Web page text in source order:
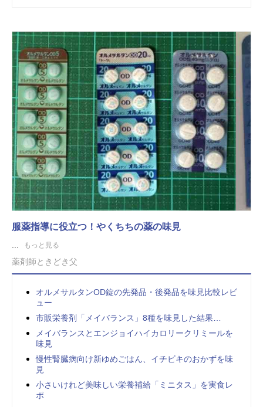
服薬指導に役立つ！やくちちの薬の味見
もっと見る
薬剤師ときどき父
オルメサルタンOD錠の先発品・後発品を味見比較レビ
ュー
市販栄養剤「メイバランス」8種を味見した結果…
メイバランスとエンジョイハイカロリークリミールを
味見
慢性腎臓病向け新ゆめごはん、イチビキのおかずを味
見
小さいけれど美味しい栄養補給「ミニタス」を実食レ
ポ